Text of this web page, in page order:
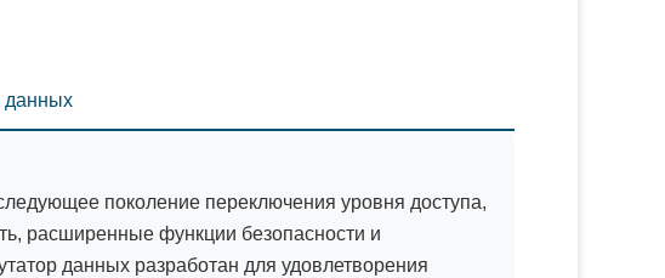
данных
поколение переключения уровня доступа,
расширенные функции безопасности и
данных разработан для удовлетворения